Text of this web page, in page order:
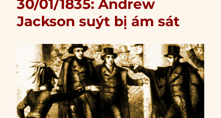
30/01/1835: Andrew
Jackson suýt bị ám sát